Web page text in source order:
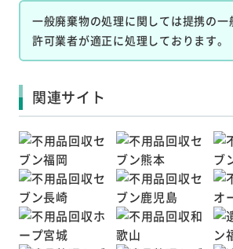
一般廃棄物の処理に関しては提携の一
許可業者が適正に処理しております。
関連サイト